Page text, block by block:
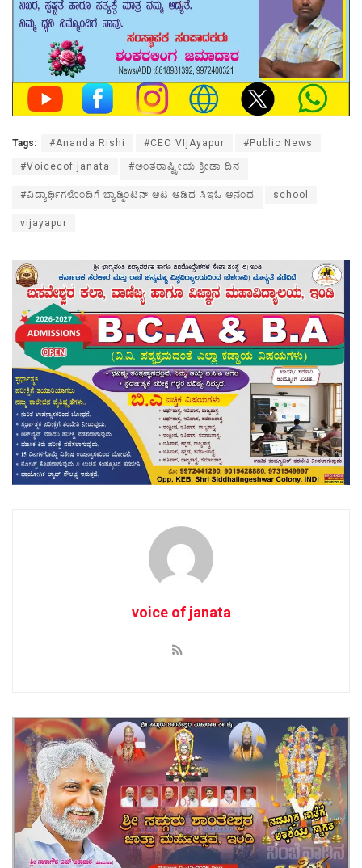
Tags: #Ananda Rishi #CEO VIjAyapur #Public News
#Voicecof janata #ಅಂತರಾಷ್ಟ್ರೀಯ ಕ್ರೀಡಾ ದಿನ
#ವಿದ್ಯಾರ್ಥಿಗಳೊಂದಿಗೆ ಬ್ಯಾಡ್ಮಿಂಟನ್ ಆಟ ಆಡಿದ ಸಿಇಓ ಆನಂದ school
vijayapur
voice of janata